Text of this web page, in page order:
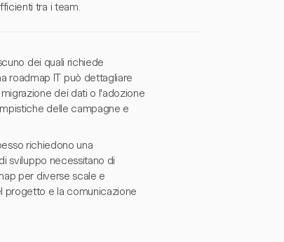
tra i team.
dei quali richiede
roadmap IT può dettagliare
dei dati o l'adozione
delle campagne e
richiedono una
sviluppo necessitano di
per diverse scale e
progetto e la comunicazione